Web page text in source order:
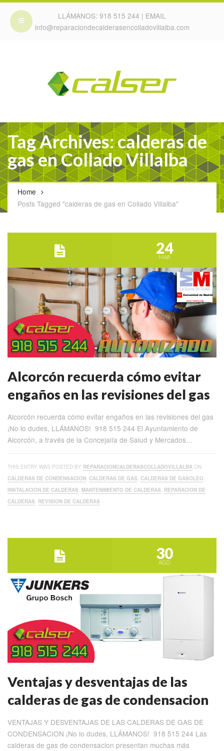
LLÁMANOS: 918 515 244 | EMAIL
info@reparaciondecalderasencolladovillalba.com
Tag Archives: calderas de
gas en Collado Villalba
Home
Posts Tagged "calderas de gas en Collado Villalba"
24
MAR
Alcorcón recuerda cómo evitar
engaños en las revisiones del gas
Alcorcón recuerda cómo evitar engaños en las revisiones del gas
¡No lo dudes, LLÁMANOS! 918 515 244 El Ayuntamiento de
Alcorcón, a través de la Concejalía de Salud y Mercados…
THIS ENTRY WAS POSTED BY REPARACIONCALDERASCOLLADOVILLALBA ON
CALDERAS DE CONDENSACION, CALDERAS DE GAS, CALDERAS DE GASOLEO,
INSTALACION DE CALDERAS, MANTENIMIENTO DE CALDERAS, REPARACION DE
CALDERAS, REVISION DE CALDERAS
30
AGO
Ventajas y desventajas de las
calderas de gas de condensacion
VENTAJAS Y DESVENTAJAS DE LAS CALDERAS DE GAS DE
CONDENSACION ¡No lo dudes, LLÁMANOS! 918 515 244 Las
calderas de gas de condensacion presentan muchas más